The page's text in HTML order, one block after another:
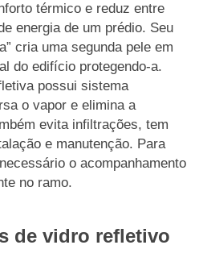
térmico e reduz entre
energia de um prédio. Seu
cria uma segunda pele em
do edifício protegendo-a.
possui sistema
o vapor e elimina a
evita infiltrações, tem
e manutenção. Para
o acompanhamento
no ramo.
de vidro refletivo